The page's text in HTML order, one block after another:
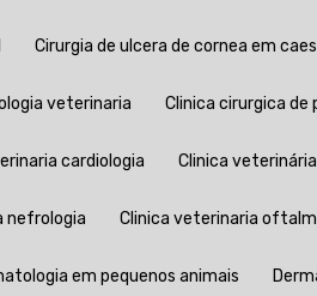
Cirurgia de ulcera de cornea em
veterinaria Clinica cirurgica
cardiologia Clinica
nefrologia Clinica veterinaria
em pequenos animais